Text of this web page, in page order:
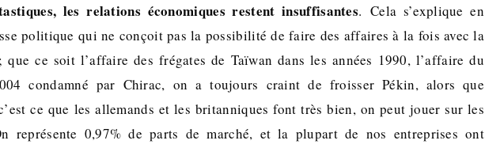
les relations économiques restent insuffisantes. Cela s’explique en
politique qui ne conçoit pas la possibilité de faire des affaires à la fois avec la
que ce soit l’affaire des frégates de Taïwan dans les années 1990, l’affaire du
condamné par Chirac, on a toujours craint de froisser Pékin, alors que
ce que les allemands et les britanniques font très bien, on peut jouer sur les
représente 0,97% de parts de marché, et la plupart de nos entreprises ont